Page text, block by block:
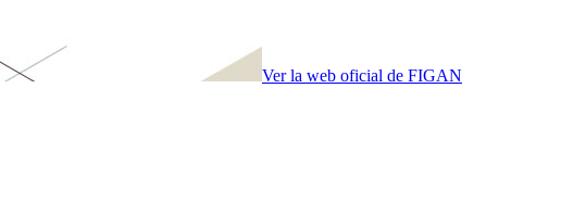
Ver la web oficial de FIGAN